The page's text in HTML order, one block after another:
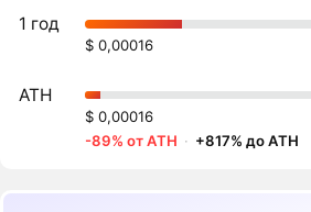
1 год
$ 0,00016
ATH
$ 0,00016
-89% от ATH · +817% до ATH